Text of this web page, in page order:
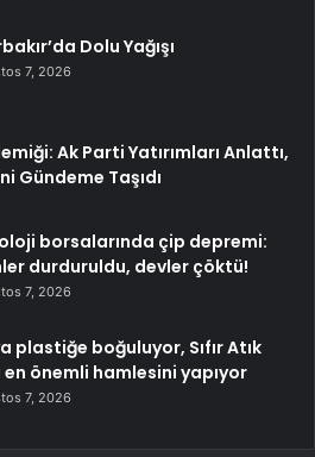
Dolu Yağışı
7, 2026
Ak Parti Yatırımları Anlattı,
Gündeme Taşıdı
borsalarında çip depremi:
durduruldu, devler çöktü!
7, 2026
plastiğe boğuluyor, Sıfır Atık
en önemli hamlesini yapıyor
7, 2026